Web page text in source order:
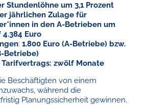
Stundenlöhne um 3,1 Prozent
jährlichen Zulage für
in den A-Betrieben um
4.384 Euro
: 1.800 Euro (A-Betriebe) bzw.
Betriebe)
zwölf Monate
Beschäftigten von einem
während die
Planungssicherheit gewinnen.